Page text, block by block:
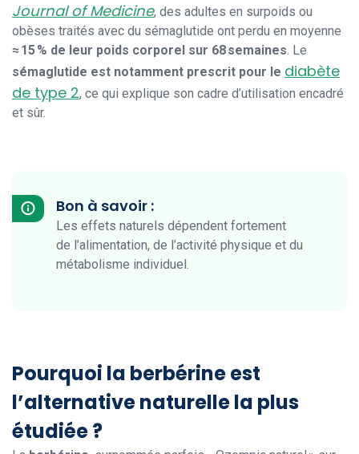
Journal of Medicine, des adultes en surpoids ou
obèses traités avec du sémaglutide ont perdu en moyenne
≈ 15 % de leur poids corporel sur 68 semaines. Le
sémaglutide est notamment prescrit pour le diabète
de type 2, ce qui explique son cadre d’utilisation encadré
et sûr.
Bon à savoir :
Les effets naturels dépendent fortement
de l’alimentation, de l’activité physique et du
métabolisme individuel.
Pourquoi la berbérine est
l’alternative naturelle la plus
étudiée ?